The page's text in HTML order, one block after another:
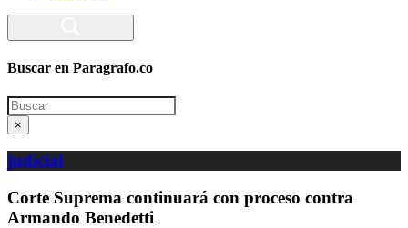
Buscar en Paragrafo.co
Search
×
judicial
Corte Suprema continuará con proceso contra
Armando Benedetti